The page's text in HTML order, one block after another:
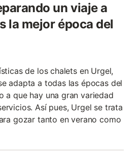
un viaje a
la mejor época del
de los chalets en Urgel,
adapta a todas las épocas del
a que hay una gran variedad
Así pues, Urgel se trata
gozar tanto en verano como